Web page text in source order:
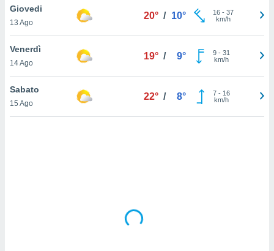
cookie
in
Giovedi
13 Ago
20° / 10° 16- 37
km/h
Venerdì
14 Ago
19° / 9° 9- 31
km/h
Sabato
15 Ago
22° / 8° 7- 16
km/h